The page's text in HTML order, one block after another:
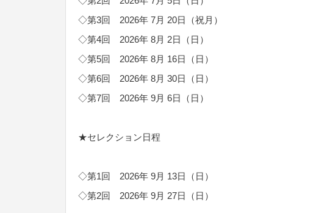
◇第3回 2026年 7月 20日（祝月）
◇第4回 2026年 8月 2日（日）
◇第5回 2026年 8月 16日（日）
◇第6回 2026年 8月 30日（日）
◇第7回 2026年 9月 6日（日）
★セレクション日程
◇第1回 2026年 9月 13日（日）
◇第2回 2026年 9月 27日（日）